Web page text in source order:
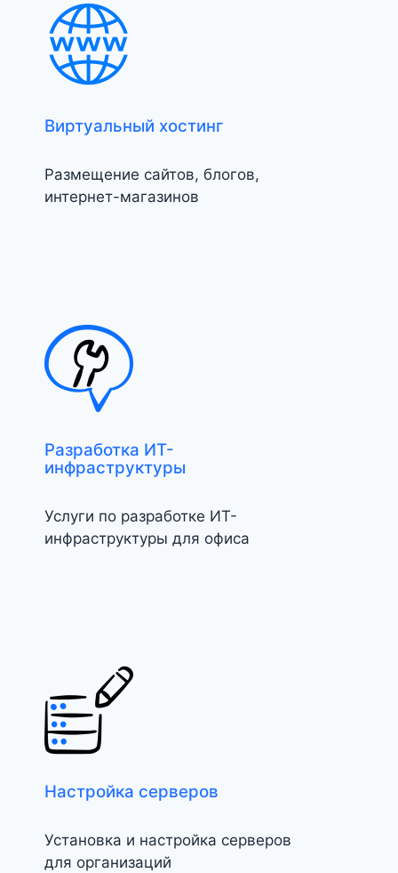
Виртуальный хостинг
Размещение сайтов, блогов,
интернет-магазинов
Разработка ИТ-
инфраструктуры
Услуги по разработке ИТ-
инфраструктуры для офиса
Настройка серверов
Установка и настройка серверов
для организаций